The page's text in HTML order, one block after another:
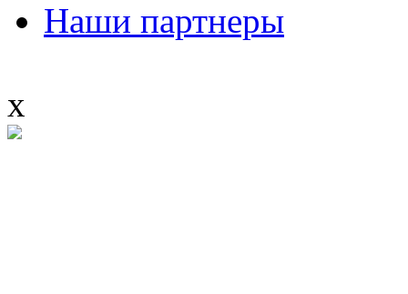
Наши партнеры
x